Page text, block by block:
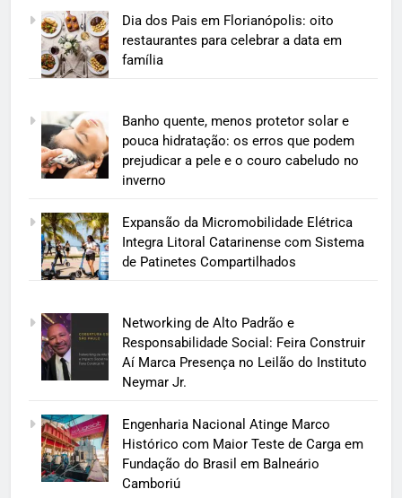
Dia dos Pais em Florianópolis: oito
restaurantes para celebrar a data em
família
Banho quente, menos protetor solar e
pouca hidratação: os erros que podem
prejudicar a pele e o couro cabeludo no
inverno
Expansão da Micromobilidade Elétrica
Integra Litoral Catarinense com Sistema
de Patinetes Compartilhados
Networking de Alto Padrão e
Responsabilidade Social: Feira Construir
Aí Marca Presença no Leilão do Instituto
Neymar Jr.
Engenharia Nacional Atinge Marco
Histórico com Maior Teste de Carga em
Fundação do Brasil em Balneário
Camboriú